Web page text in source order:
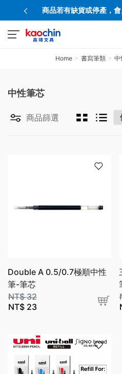
商品若有缺貨或停產，
Home 書寫筆類 中
中性筆芯
商品篩選
Double A 0.5/0.7極順中性
筆-筆芯
NT$32
NT$ 23